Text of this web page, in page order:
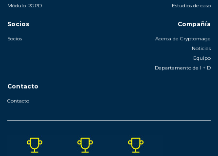
Módulo RGPD
Estudios de caso
Socios
Socios
Compañía
Acerca de Cryptomage
Noticias
Equipo
Departamento de I + D
Contacto
Contacto